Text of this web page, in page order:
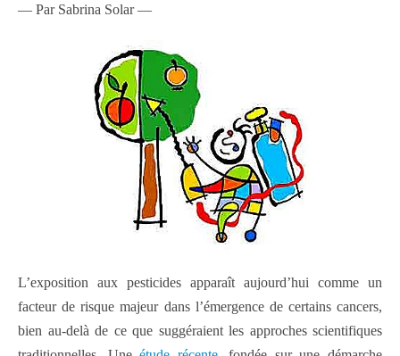
— Par Sabrina Solar —
L’exposition aux pesticides apparaît aujourd’hui comme un
facteur de risque majeur dans l’émergence de certains cancers,
bien au-delà de ce que suggéraient les approches scientifiques